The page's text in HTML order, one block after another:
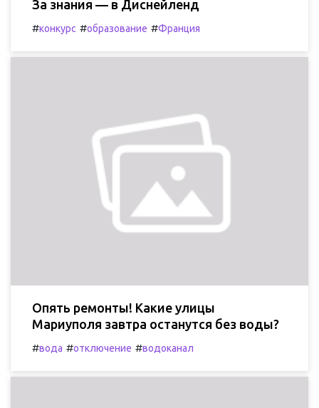
За знания — в Диснейленд
#конкурс #образование #Франция
Опять ремонты! Какие улицы
Мариуполя завтра останутся без воды?
#вода #отключение #водоканал